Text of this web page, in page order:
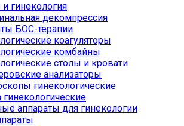
гинекология
декомпрессия
БОС-терапии
коагуляторы
комбайны
столы и кровати
анализаторы
гинекологические
гинекологические
аппараты для гинекологии